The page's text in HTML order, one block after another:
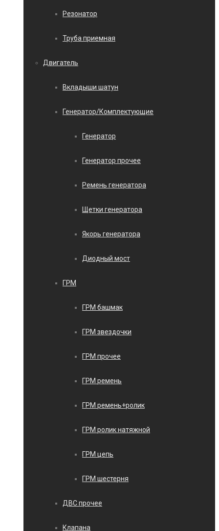
Резонатор
Труба приемная
Двигатель
Вкладыши шатун
Генератор/Комплектующие
Генератор
Генератор прочее
Ремень генератора
Щетки генератора
Якорь генератора
Диодный мост
ГРМ
ГРМ башмак
ГРМ звездочки
ГРМ прочее
ГРМ ремень
ГРМ ремень+ролик
ГРМ ролик натяжной
ГРМ цепь
ГРМ шестерня
ДВС прочее
Клапана